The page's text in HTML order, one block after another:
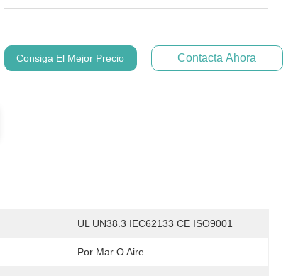
Consiga El Mejor Precio Contacta Ahora
UL UN38.3 IEC62133 CE ISO9001
Por Mar O Aire